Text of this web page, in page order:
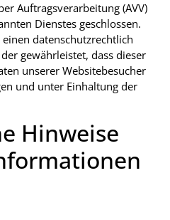
Auftragsverarbeitung (AVV)
Dienstes geschlossen.
datenschutzrechtlich
gewährleistet, dass dieser
unserer Websitebesucher
und unter Einhaltung der
Hinweise